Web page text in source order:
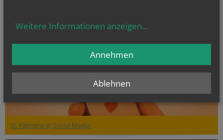
St. Klemens @ Social Media
Weitere Informationen anzeigen...
Ablehnen
Annehmen